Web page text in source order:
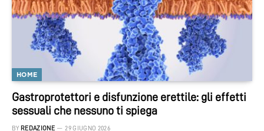
HOME
Gastroprotettori e disfunzione erettile: gli effetti
sessuali che nessuno ti spiega
BY REDAZIONE 29 GIUGNO 2026